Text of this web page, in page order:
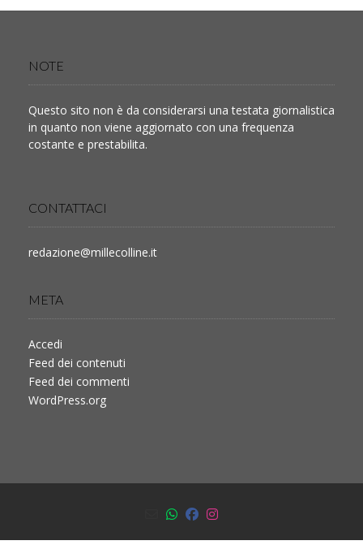
NOTE
Questo sito non è da considerarsi una testata giornalistica
in quanto non viene aggiornato con una frequenza
costante e prestabilita.
CONTATTACI
redazione@millecolline.it
META
Accedi
Feed dei contenuti
Feed dei commenti
WordPress.org